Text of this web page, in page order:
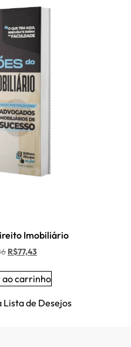
Imobiliário
R$77,43
carrinho
Lista de Desejos